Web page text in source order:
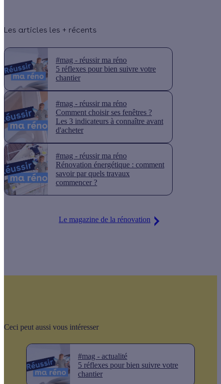
Les articles les + récents
#mag - réussir ma réno
5 réflexes pour bien suivre votre
chantier
#mag - réussir ma réno
Comment choisir ses fenêtres ?
Les 3 indicateurs à connaître avant
d'acheter
#mag - réussir ma réno
Rénovation énergétique : comment
savoir par quels travaux
commencer ?
Le magazine de la rénovation
Ceci peut aussi vous intéresser
#mag - actualité
5 réflexes pour bien suivre votre
chantier